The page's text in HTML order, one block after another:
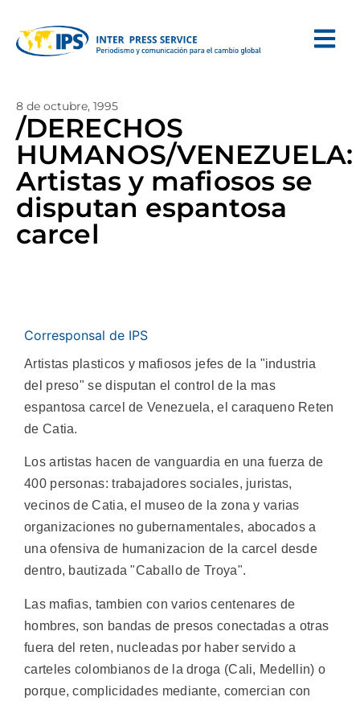
8 de octubre, 1995
/DERECHOS
HUMANOS/VENEZUELA:
Artistas y mafiosos se
disputan espantosa
carcel
Corresponsal de IPS
Artistas plasticos y mafiosos jefes de la "industria
del preso" se disputan el control de la mas
espantosa carcel de Venezuela, el caraqueno Reten
de Catia.
Los artistas hacen de vanguardia en una fuerza de
400 personas: trabajadores sociales, juristas,
vecinos de Catia, el museo de la zona y varias
organizaciones no gubernamentales, abocados a
una ofensiva de humanizacion de la carcel desde
dentro, bautizada "Caballo de Troya".
Las mafias, tambien con varios centenares de
hombres, son bandas de presos conectadas a otras
fuera del reten, nucleadas por haber servido a
carteles colombianos de la droga (Cali, Medellin) o
porque, complicidades mediante, comercian con